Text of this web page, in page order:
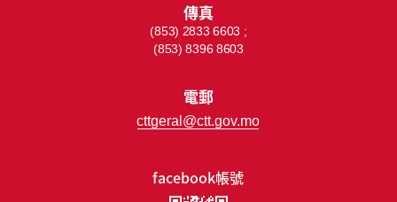
facebook帳號
傳真
(853) 2833 6603 ;
(853) 8396 8603
電郵
cttgeral@ctt.gov.mo